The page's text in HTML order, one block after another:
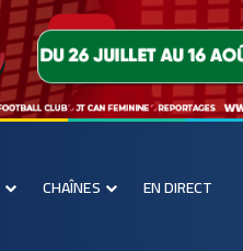
CHAÎNES EN DIRECT